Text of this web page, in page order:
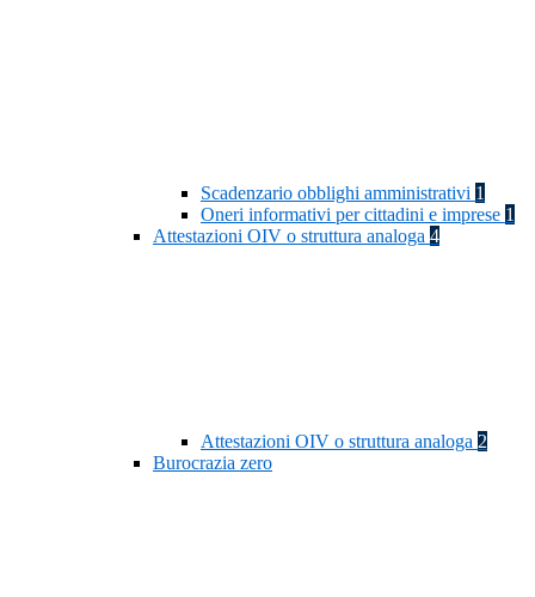
Scadenzario obblighi amministrativi 1
Oneri informativi per cittadini e imprese 1
Attestazioni OIV o struttura analoga 4
Attestazioni OIV o struttura analoga 2
Burocrazia zero